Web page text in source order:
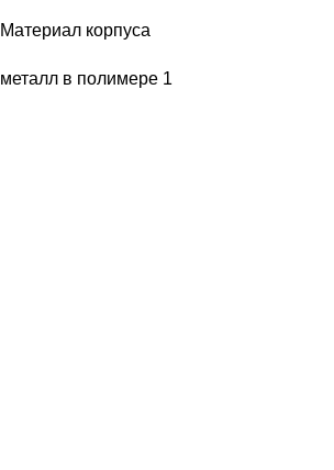
Материал корпуса
металл в полимере 1